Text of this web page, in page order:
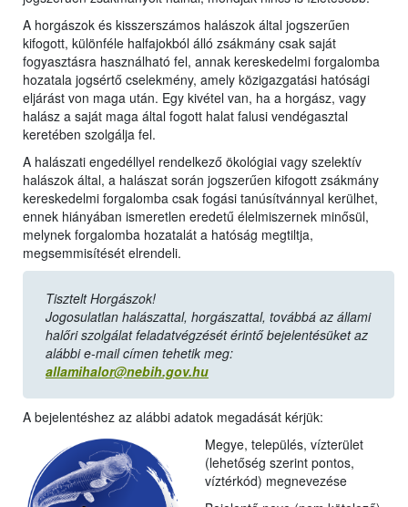
A horgászok és kisszerszámos halászok által jogszerűen
kifogott, különféle halfajokból álló zsákmány csak saját
fogyasztásra használható fel, annak kereskedelmi forgalomba
hozatala jogsértő cselekmény, amely közigazgatási hatósági
eljárást von maga után. Egy kivétel van, ha a horgász, vagy
halász a saját maga által fogott halat falusi vendégasztal
keretében szolgálja fel.
A halászati engedéllyel rendelkező ökológiai vagy szelektív
halászok által, a halászat során jogszerűen kifogott zsákmány
kereskedelmi forgalomba csak fogási tanúsítvánnyal kerülhet,
ennek hiányában ismeretlen eredetű élelmiszernek minősül,
melynek forgalomba hozatalát a hatóság megtiltja,
megsemmisítését elrendeli.
Tisztelt Horgászok!
Jogosulatlan halászattal, horgászattal, továbbá az állami
halőri szolgálat feladatvégzését érintő bejelentésüket az
alábbi e-mail címen tehetik meg:
allamihalor@nebih.gov.hu
A bejelentéshez az alábbi adatok megadását kérjük:
Megye, település, vízterület
(lehetőség szerint pontos,
víztérkód) megnevezése